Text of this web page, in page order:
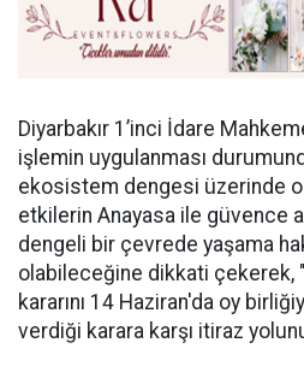
Diyarbakır 1’inci İdare
işlemin uygulanması
ekosistem dengesi üzerinde
etkilerin Anayasa ile güvence
dengeli bir çevrede yaşama
olabileceğine dikkati çekerek,
kararını 14 Haziran'da oy
verdiği karara karşı itiraz